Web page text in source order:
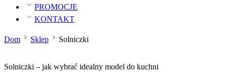
PROMOCJE
KONTAKT
Dom Sklep Solniczki
Solniczki – jak wybrać idealny model do kuchni